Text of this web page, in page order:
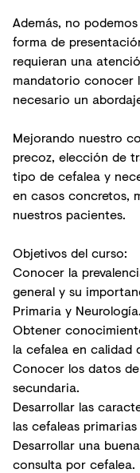
Además, no
forma de
requieran una
mandatorio conocer
necesario un
Mejorando nuestro
precoz, elección de
tipo de cefalea y
en casos concretos,
nuestros pacientes.
Objetivos del curso:
Conocer la
general y su
Primaria y Neurología.
Obtener
la cefalea en calidad
Conocer los datos
secundaria.
Desarrollar las
las cefaleas
Desarrollar una
consulta por cefalea.